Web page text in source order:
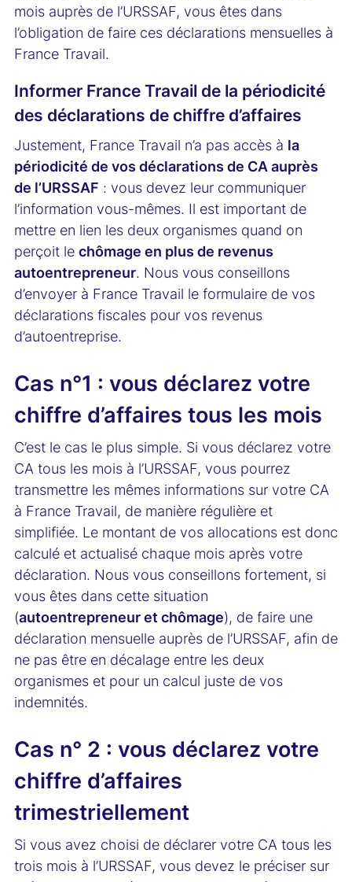
mois auprès de l’URSSAF, vous êtes dans
l’obligation de faire ces déclarations mensuelles à
France Travail.
Informer France Travail de la périodicité
des déclarations de chiffre d’affaires
Justement, France Travail n’a pas accès à la
périodicité de vos déclarations de CA auprès
de l’URSSAF : vous devez leur communiquer
l’information vous-mêmes. Il est important de
mettre en lien les deux organismes quand on
perçoit le chômage en plus de revenus
autoentrepreneur. Nous vous conseillons
d’envoyer à France Travail le formulaire de vos
déclarations fiscales pour vos revenus
d’autoentreprise.
Cas n°1 : vous déclarez votre
chiffre d’affaires tous les mois
C’est le cas le plus simple. Si vous déclarez votre
CA tous les mois à l’URSSAF, vous pourrez
transmettre les mêmes informations sur votre CA
à France Travail, de manière régulière et
simplifiée. Le montant de vos allocations est donc
calculé et actualisé chaque mois après votre
déclaration. Nous vous conseillons fortement, si
vous êtes dans cette situation
(autoentrepreneur et chômage), de faire une
déclaration mensuelle auprès de l’URSSAF, afin de
ne pas être en décalage entre les deux
organismes et pour un calcul juste de vos
indemnités.
Cas n° 2 : vous déclarez votre
chiffre d’affaires
trimestriellement
Si vous avez choisi de déclarer votre CA tous les
trois mois à l’URSSAF, vous devez le préciser sur